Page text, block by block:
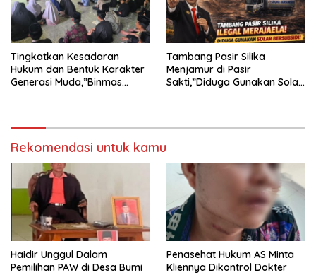
Tingkatkan Kesadaran
Hukum dan Bentuk Karakter
Generasi Muda,”Binmas
Tambang Pasir Silika
Menjamur di Pasir
Sakti,”Diduga Gunakan Solar
Rekomendasi untuk kamu
Haidir Unggul Dalam
Pemilihan PAW di Desa Bumi
Penasehat Hukum AS Minta
Kliennya Dikontrol Dokter